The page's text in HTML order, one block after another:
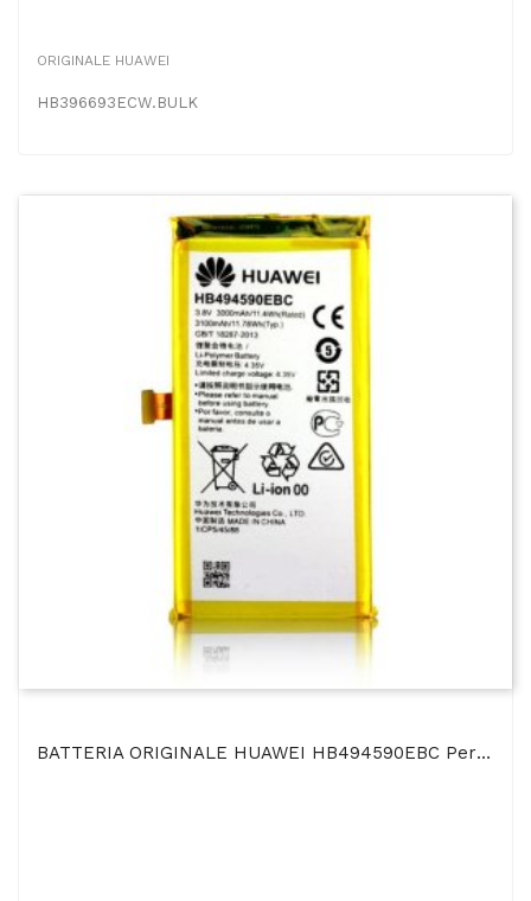
ORIGINALE HUAWEI
HB396693ECW.BULK
BATTERIA ORIGINALE HUAWEI HB494590EBC Per HONOR 7 - 3000 MAh LI-ION BULK